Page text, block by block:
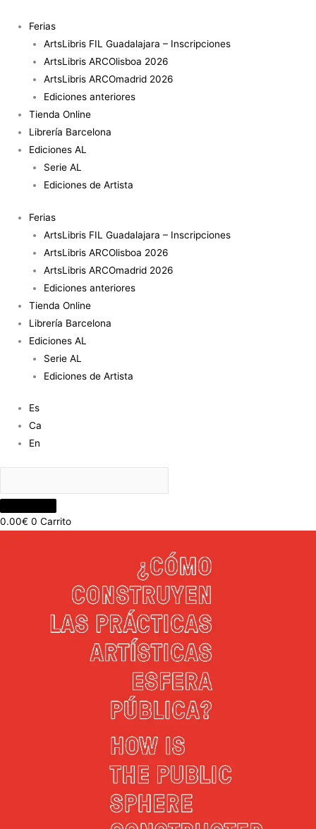
contenido
Ferias
ArtsLibris FIL Guadalajara – Inscripciones
ArtsLibris ARCOlisboa 2026
ArtsLibris ARCOmadrid 2026
Ediciones anteriores
Tienda Online
Librería Barcelona
Ediciones AL
Serie AL
Ediciones de Artista
Ferias
ArtsLibris FIL Guadalajara – Inscripciones
ArtsLibris ARCOlisboa 2026
ArtsLibris ARCOmadrid 2026
Ediciones anteriores
Tienda Online
Librería Barcelona
Ediciones AL
Serie AL
Ediciones de Artista
Es
Ca
En
0.00€ 0 Carrito
construyen
prácticas
artísticas
pública?
cantidad